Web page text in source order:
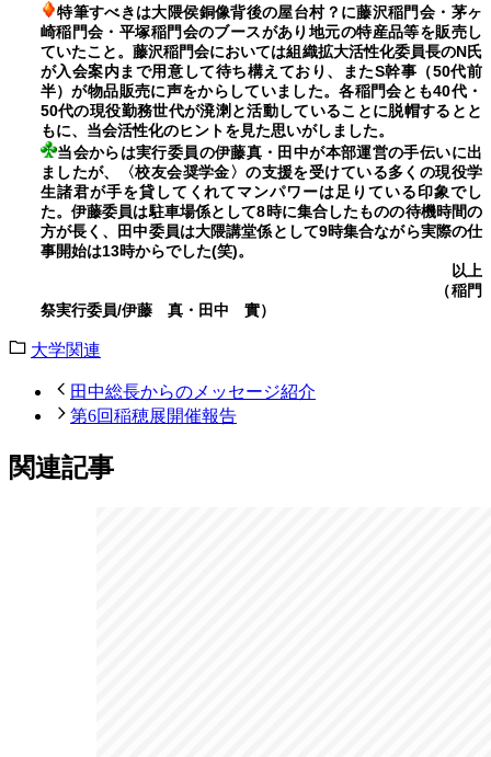
特筆すべきは大隈侯銅像背後の屋台村？に藤沢稲門会・茅ヶ
崎稲門会・平塚稲門会のブースがあり地元の特産品等を販売し
ていたこと。藤沢稲門会においては組織拡大活性化委員長のN氏
が入会案内まで用意して待ち構えており、またS幹事（50代前
半）が物品販売に声をからしていました。各稲門会とも40代・
50代の現役勤務世代が溌溂と活動していることに脱帽するとと
もに、当会活性化のヒントを見た思いがしました。
当会からは実行委員の伊藤真・田中が本部運営の手伝いに出
ましたが、〈校友会奨学金〉の支援を受けている多くの現役学
生諸君が手を貸してくれてマンパワーは足りている印象でし
た。伊藤委員は駐車場係として8時に集合したものの待機時間の
方が長く、田中委員は大隈講堂係として9時集合ながら実際の仕
事開始は13時からでした(笑)。
以上
（稲門
祭実行委員/伊藤 真・田中 實）
大学関連
田中総長からのメッセージ紹介
第6回稲穂展開催報告
関連記事